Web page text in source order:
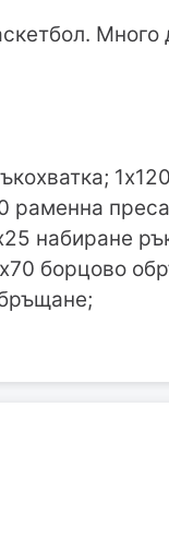
Много
раменна
набиране
борцово